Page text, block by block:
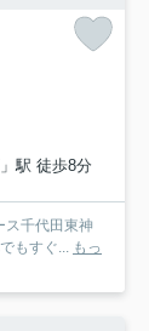
駅 徒歩8分
ス千代田東神
もすぐ... もっ